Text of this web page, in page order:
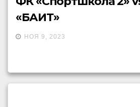
«БАИТ»
НОЯ 9, 2023